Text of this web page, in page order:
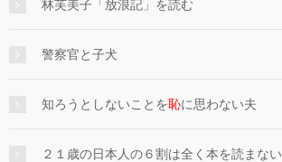
林芙美子「放浪記」を読む
警察官と子犬
知ろうとしないことを恥に思わない夫
２１歳の日本人の６割は全く本を読まない